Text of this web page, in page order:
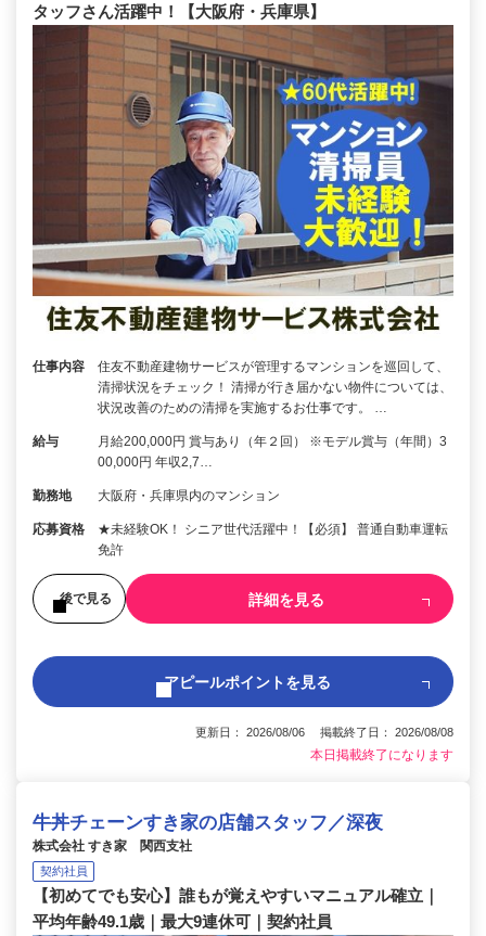
タッフさん活躍中！【大阪府・兵庫県】
仕事内容
住友不動産建物サービスが管理するマンションを巡回して、
清掃状況をチェック！ 清掃が行き届かない物件については、
状況改善のための清掃を実施するお仕事です。 …
給与
月給200,000円 賞与あり（年２回） ※モデル賞与（年間）3
00,000円 年収2,7…
勤務地 大阪府・兵庫県内のマンション
応募資格
★未経験OK！ シニア世代活躍中！【必須】 普通自動車運転
免許
後で見る 詳細を見る
アピールポイントを見る
更新日： 2026/08/06 掲載終了日： 2026/08/08
本日掲載終了になります
牛丼チェーンすき家の店舗スタッフ／深夜
株式会社 すき家 関西支社
契約社員
【初めてでも安心】誰もが覚えやすいマニュアル確立｜
平均年齢49.1歳｜最大9連休可｜契約社員